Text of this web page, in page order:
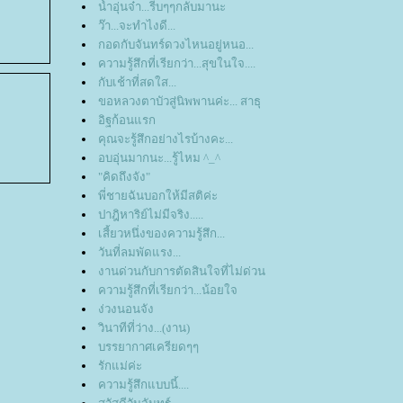
น้ำอุ่นจ๋า...รีบๆๆกลับมานะ
ว๊า...จะทำไงดี...
กอดกับจันทร์ดวงไหนอยู่หนอ...
ความรู้สึกที่เรียกว่า...สุขในใจ....
กับเช้าที่สดใส...
ขอหลวงตาบัวสู่นิพพานค่ะ... สาธุ
อิฐก้อนแรก
คุณจะรู้สึกอย่างไรบ้างคะ...
อบอุ่นมากนะ...รู้ไหม ^_^
"คิดถึงจัง"
พี่ชายฉันบอกให้มีสติค่ะ
ปาฎิหาริย์ไม่มีจริง.....
เสี้ยวหนึ่งของความรู้สึก...
วันที่ลมพัดแรง...
งานด่วนกับการตัดสินใจที่ไม่ด่วน
ความรู้สึกที่เรียกว่า...น้อยใจ
ง่วงนอนจัง
วินาทีที่ว่าง...(งาน)
บรรยากาศเครียดๆๆ
รักแม่ค่ะ
ความรู้สึกแบบนี้....